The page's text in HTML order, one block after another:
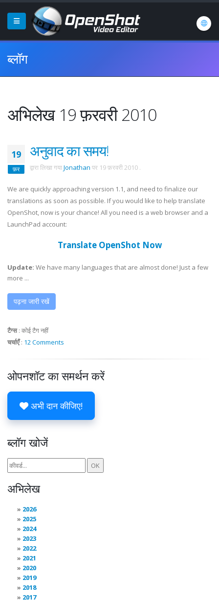
ब्लॉग
अभिलेख 19 फ़रवरी 2010
19
फ़र
अनुवाद का समय!
द्वारा लिखा गयाJonathan पर 19 फ़रवरी 2010 .
We are quickly approaching version 1.1, and need to finalize our
translations as soon as possible. If you would like to help translate
OpenShot, now is your chance! All you need is a web browser and a
LaunchPad account:
Translate OpenShot Now
Update: We have many languages that are almost done! Just a few
more ...
पढ़ना जारी रखें
टैग्स: कोई टैग नहीं
चर्चाएँ: 12 Comments
ओपनशॉट का समर्थन करें
अभी दान कीजिए!
ब्लॉग खोजें
अभिलेख
2026
2025
2024
2023
2022
2021
2020
2019
2018
2017